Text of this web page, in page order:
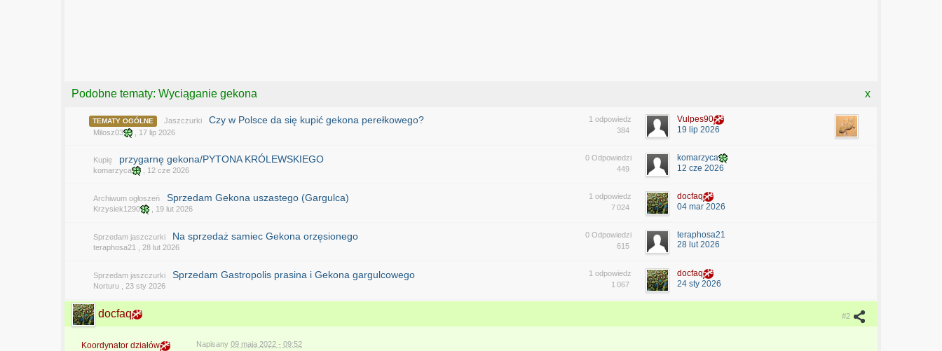
Podobne tematy: Wyciąganie gekona x
TEMATY OGÓLNE Jaszczurki Czy w Polsce da się kupić gekona perełkowego?
Milosz03 17 lip 2026
1 odpowiedz
384
Vulpes90
19 lip 2026
Kupię przygarnę gekona/PYTONA KRÓLEWSKIEGO
komarzyca 12 cze 2026
0 Odpowiedzi
449
komarzyca
12 cze 2026
Archiwum ogłoszeń Sprzedam Gekona uszastego (Gargulca)
Krzysiek1290 19 lut 2026
1 odpowiedz
7 024
docfaq
04 mar 2026
Sprzedam jaszczurki Na sprzedaż samiec Gekona orzęsionego
teraphosa21 28 lut 2026
0 Odpowiedzi
615
teraphosa21
28 lut 2026
Sprzedam jaszczurki Sprzedam Gastropolis prasina i Gekona gargulcowego
Norturu 23 sty 2026
1 odpowiedz
1 067
docfaq
24 sty 2026
#2
docfaq
Koordynator działów Napisany09 maja 2022 - 09:52